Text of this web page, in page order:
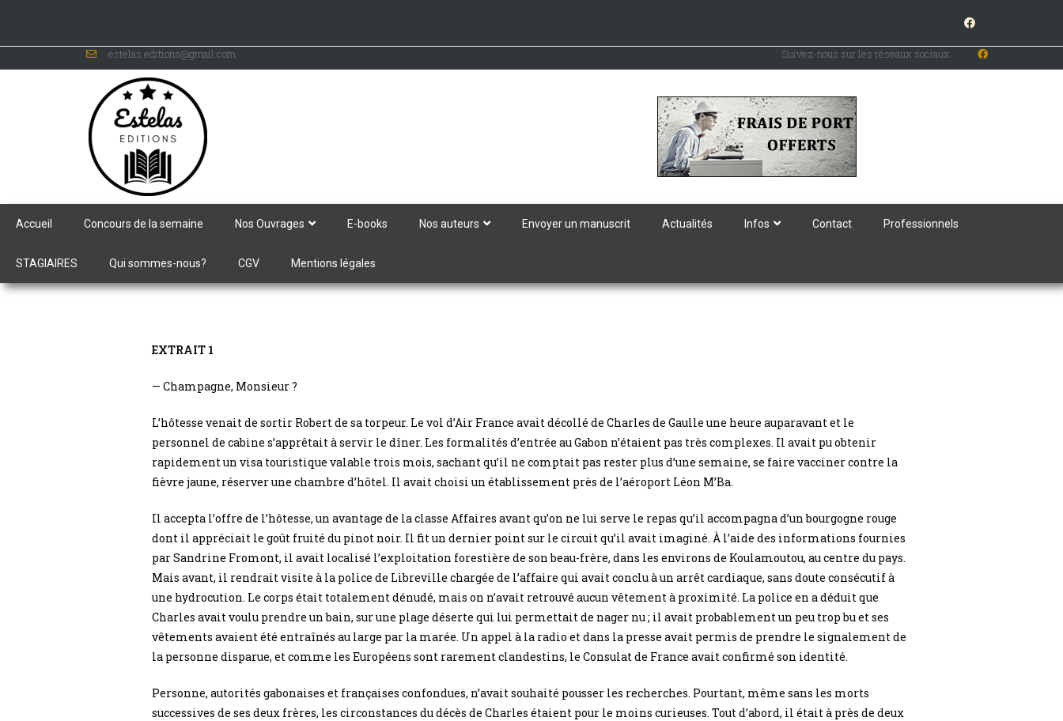
estelas.editions@gmail.com Suivez-nous sur les réseaux sociaux
Accueil Concours de la semaine Nos Ouvrages E-books Nos auteurs Envoyer un manuscrit Actualités Infos Contact Professionnels
STAGIAIRES Qui sommes-nous? CGV Mentions légales
EXTRAIT 1
— Champagne, Monsieur ?
L’hôtesse venait de sortir Robert de sa torpeur. Le vol d’Air France avait décollé de Charles de Gaulle une heure auparavant et le
personnel de cabine s’apprêtait à servir le dîner. Les formalités d’entrée au Gabon n’étaient pas très complexes. Il avait pu obtenir
rapidement un visa touristique valable trois mois, sachant qu’il ne comptait pas rester plus d’une semaine, se faire vacciner contre la
fièvre jaune, réserver une chambre d’hôtel. Il avait choisi un établissement près de l’aéroport Léon M’Ba.
Il accepta l’offre de l’hôtesse, un avantage de la classe Affaires avant qu’on ne lui serve le repas qu’il accompagna d’un bourgogne rouge
dont il appréciait le goût fruité du pinot noir. Il fit un dernier point sur le circuit qu’il avait imaginé. À l’aide des informations fournies
par Sandrine Fromont, il avait localisé l’exploitation forestière de son beau-frère, dans les environs de Koulamoutou, au centre du pays.
Mais avant, il rendrait visite à la police de Libreville chargée de l’affaire qui avait conclu à un arrêt cardiaque, sans doute consécutif à
une hydrocution. Le corps était totalement dénudé, mais on n’avait retrouvé aucun vêtement à proximité. La police en a déduit que
Charles avait voulu prendre un bain, sur une plage déserte qui lui permettait de nager nu ; il avait probablement un peu trop bu et ses
vêtements avaient été entraînés au large par la marée. Un appel à la radio et dans la presse avait permis de prendre le signalement de
la personne disparue, et comme les Européens sont rarement clandestins, le Consulat de France avait confirmé son identité.
Personne, autorités gabonaises et françaises confondues, n’avait souhaité pousser les recherches. Pourtant, même sans les morts
successives de ses deux frères, les circonstances du décès de Charles étaient pour le moins curieuses. Tout d’abord, il était à près de deux